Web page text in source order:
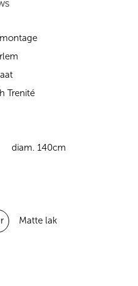
Trenité
diam. 140cm
Matte lak